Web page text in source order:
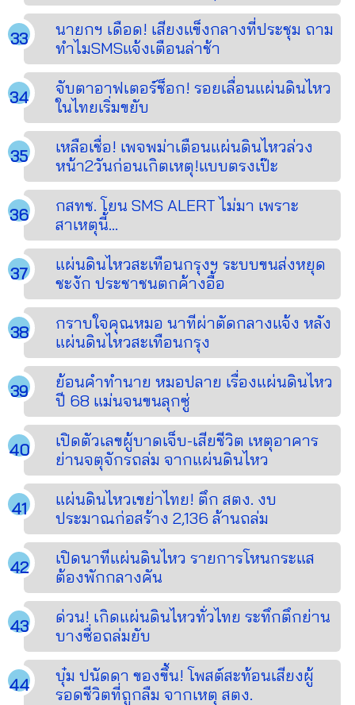
นายกฯ เดือด! เสียงแข็งกลางที่ประชุม ถาม
ทำไมSMSแจ้งเตือนล่าช้า
จับตาอาฟเตอร์ช็อก! รอยเลื่อนแผ่นดินไหว
ในไทยเริ่มขยับ
เหลือเชื่อ! เพจพม่าเตือนแผ่นดินไหวล่วง
หน้า2วันก่อนเกิตเหตุ!แบบตรงเป๊ะ
กสทช. โยน SMS ALERT ไม่มา เพราะ
สาเหตุนี้...
แผ่นดินไหวสะเทือนกรุงฯ ระบบขนส่งหยุด
ชะงัก ประชาชนตกค้างอื้อ
กราบใจคุณหมอ นาทีผ่าตัดกลางแจ้ง หลัง
แผ่นดินไหวสะเทือนกรุง
ย้อนคำทำนาย หมอปลาย เรื่องแผ่นดินไหว
ปี 68 แม่นจนขนลุกซู่
เปิดตัวเลขผู้บาดเจ็บ-เสียชีวิต เหตุอาคาร
ย่านจตุจักรถล่ม จากแผ่นดินไหว
แผ่นดินไหวเขย่าไทย! ตึก สตง. งบ
ประมาณก่อสร้าง 2,136 ล้านถล่ม
เปิดนาทีแผ่นดินไหว รายการโหนกระแส
ต้องพักกลางคัน
ด่วน! เกิดแผ่นดินไหวทั่วไทย ระทึกตึกย่าน
บางซื่อถล่มยับ
บุ๋ม ปนัดดา ของขึ้น! โพสต์สะท้อนเสียงผู้
รอดชีวิตที่ถูกลืม จากเหตุ สตง.